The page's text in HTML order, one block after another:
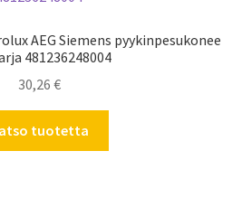
AEG Siemens pyykinpesukonee
481236248004
30,26 €
tuotetta